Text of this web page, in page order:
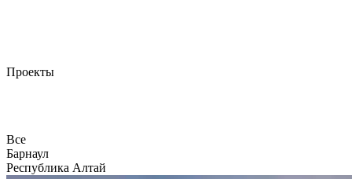
Проекты
Все
Барнаул
Республика Алтай